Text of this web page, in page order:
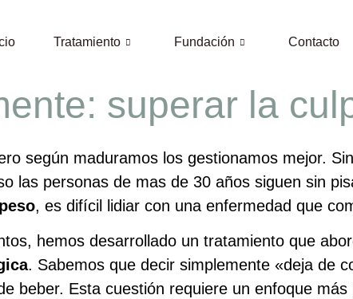
Tratamiento Fundación Contacto
superar la
según maduramos los gestionamos mejor. Sin
las personas de mas de 30 años siguen sin
peso, es difícil lidiar con una enfermedad que
hemos desarrollado un tratamiento que
. Sabemos que decir simplemente «deja de
beber. Esta cuestión requiere un enfoque